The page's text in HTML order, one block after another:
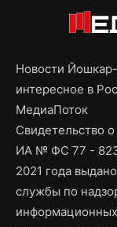
Новости
интересное в
МедиаПоток
Свидетельство
ИА № ФС 77 -
2021 года
службы по